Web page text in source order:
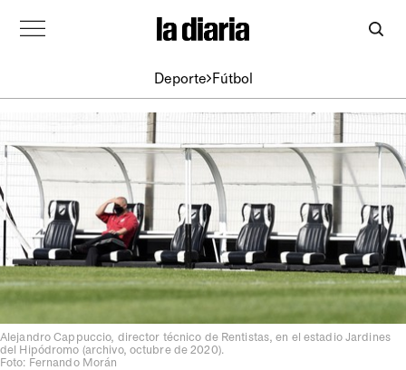
Deporte Fútbol
Alejandro Cappuccio, director técnico de Rentistas, en el estadio Jardines
del Hipódromo (archivo, octubre de 2020).
Foto: Fernando Morán